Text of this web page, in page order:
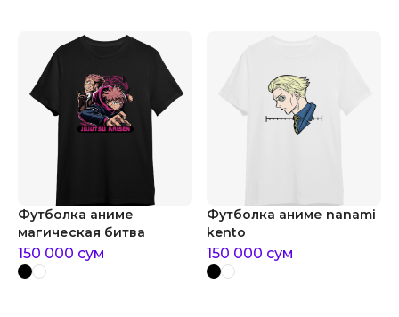
Футболка аниме
магическая битва
150 000 сум
Футболка аниме nanami
kento
150 000 сум